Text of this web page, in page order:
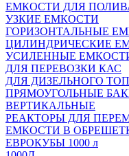
ЕМКОСТИ ДЛЯ
УЗКИЕ ЕМКОСТИ
ГОРИЗОНТАЛЬНЫЕ
ЦИЛИНДРИЧЕСКИЕ
УСИЛЕННЫЕ
ДЛЯ ПЕРЕВОЗКИ КАС
ДЛЯ ДИЗЕЛЬНОГО
ПРЯМОУГОЛЬНЫЕ
ВЕРТИКАЛЬНЫЕ
РЕАКТОРЫ ДЛЯ
ЕМКОСТИ В
ЕВРОКУБЫ 1000 л